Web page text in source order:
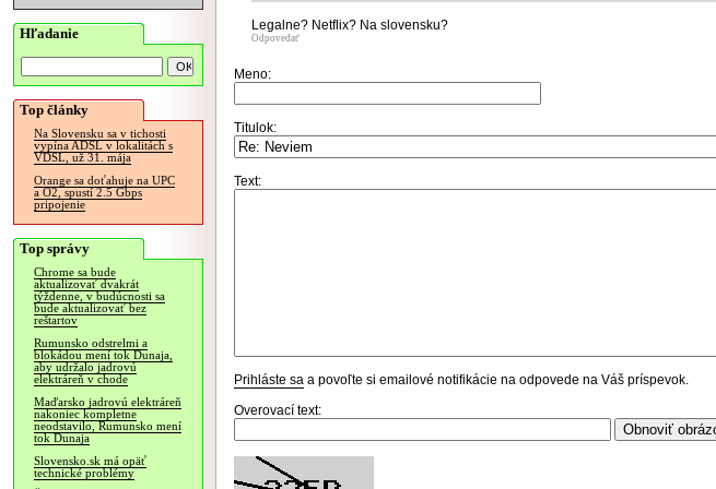
Hľadanie
Top články
Na Slovensku sa v tichosti
vypína ADSL v lokalitách s
VDSL, už 31. mája
Orange sa doťahuje na UPC
a O2, spustí 2.5 Gbps
pripojenie
Top správy
Chrome sa bude
aktualizovať dvakrát
týždenne, v budúcnosti sa
bude aktualizovať bez
reštartov
Rumunsko odstrelmi a
blokádou mení tok Dunaja,
aby udržalo jadrovú
elektráreň v chode
Maďarsko jadrovú elektráreň
nakoniec kompletne
neodstavilo, Rumunsko mení
tok Dunaja
Slovensko.sk má opäť
technické problémy
Legalne? Netflix? Na slovensku?
Odpovedať
Meno:
Titulok:
Text:
Prihláste sa a povoľte si emailové notifikácie na odpovede na Váš príspevok.
Overovací text: